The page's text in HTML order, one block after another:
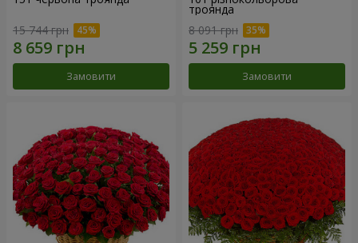
15 744 грн
Замовити
троянда
8 091 грн
Замовити